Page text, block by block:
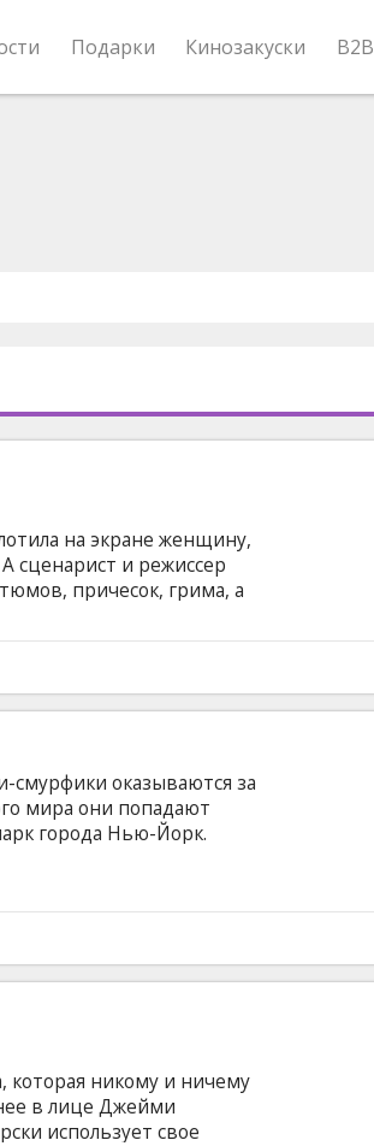
Подарки Кинозакуски B2B
на экране женщину,
сценарист и режиссер
причесок, грима, а
с пуританскими
«Глубокая глотка» и
смурфики оказываются за
мира они попадают
города Нью-Йорк.
которая никому и ничему
в лице Джейми
использует свое